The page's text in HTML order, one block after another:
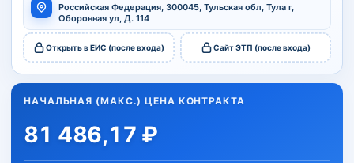
Российская Федерация, 300045, Тульская обл, Тула г,
Оборонная ул, Д. 114
Открыть в ЕИС (после входа) Сайт ЭТП (после входа)
НАЧАЛЬНАЯ (МАКС.) ЦЕНА КОНТРАКТА
81 486,17 ₽